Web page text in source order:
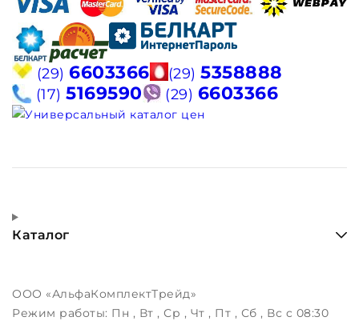
(29) 6603366 (29) 5358888
(17) 5169590 (29) 6603366
Каталог
ООО «АльфаКомплектТрейд»
Режим работы: Пн , Вт , Ср , Чт , Пт , Сб , Вс c 08:30